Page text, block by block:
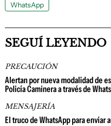
WhatsApp
SEGUÍ LEYENDO
PRECAUCIÓN
Alertan por nueva modalidad de
Policía Caminera a través de
MENSAJERÍA
El truco de WhatsApp para enviar